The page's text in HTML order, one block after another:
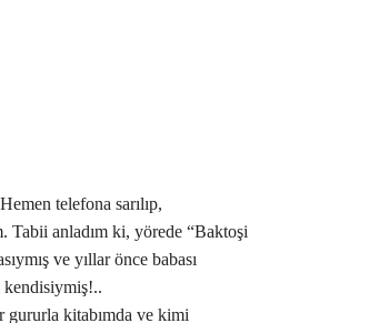
telefona sarılıp,
Tabii anladım ki, yörede “Baktoşi
ve yıllar önce babası
kendisiymiş!..
kitabımda ve kimi